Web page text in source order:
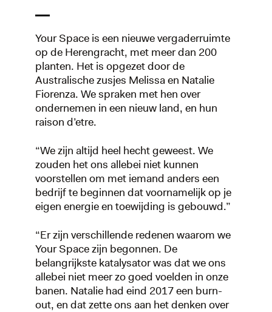
Your Space is een nieuwe vergaderruimte
op de Herengracht, met meer dan 200
planten. Het is opgezet door de
Australische zusjes Melissa en Natalie
Fiorenza. We spraken met hen over
ondernemen in een nieuw land, en hun
raison d’etre.
“We zijn altijd heel hecht geweest. We
zouden het ons allebei niet kunnen
voorstellen om met iemand anders een
bedrijf te beginnen dat voornamelijk op je
eigen energie en toewijding is gebouwd.”
“Er zijn verschillende redenen waarom we
Your Space zijn begonnen. De
belangrijkste katalysator was dat we ons
allebei niet meer zo goed voelden in onze
banen. Natalie had eind 2017 een burn-
out, en dat zette ons aan het denken over